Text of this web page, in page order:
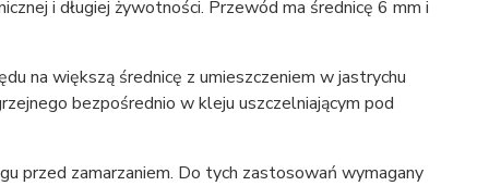
i długiej żywotności. Przewód ma średnicę 6 mm i
na większą średnicę z umieszczeniem w jastrychu
bezpośrednio w kleju uszczelniającym pod
przed zamarzaniem. Do tych zastosowań wymagany